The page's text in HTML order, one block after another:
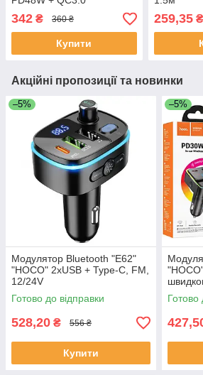
342 ₴ 360 ₴
Купити
259,35₴
Акційні пропозиції та новинки
–5%
Модулятор Bluetooth "E62"
"HOCO" 2хUSB + Type-C, FM,
12/24V
Готово до відправки
528,20 ₴ 556 ₴
Купити
–5%
Готово